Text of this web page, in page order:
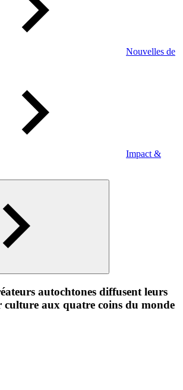
Nouvelles de
Impact &
autochtones diffusent leurs
aux quatre coins du monde